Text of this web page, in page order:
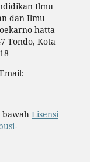
Ilmu
dan Ilmu
hatta
Tondo, Kota
bawah Lisensi